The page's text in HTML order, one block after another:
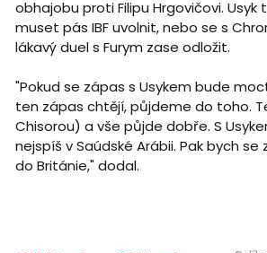
obhajobu proti Filipu Hrgovičovi. Usyk
muset pás IBF uvolnit, nebo se s
lákavý duel s Furym zase odložit.
"Pokud se zápas s Usykem bude
ten zápas chtějí, půjdeme do toho.
Chisorou) a vše půjde dobře. S
nejspíš v Saúdské Arábii. Pak bych
do Británie," dodal.